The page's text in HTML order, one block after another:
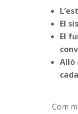
El
El
Allò
Com